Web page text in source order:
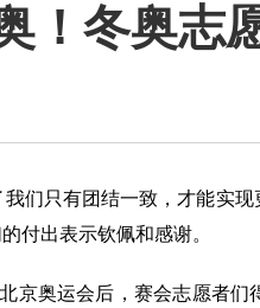
！冬奥志
们只有团结一致，才能实
付出表示钦佩和感谢。
京奥运会后，赛会志愿者